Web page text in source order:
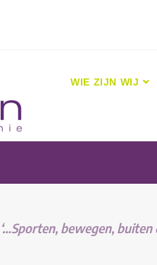
WIE ZIJN WIJ
‘…Sporten, bewegen,